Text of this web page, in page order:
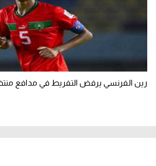
رين الفرنسي يرفض التفريط في مدافع